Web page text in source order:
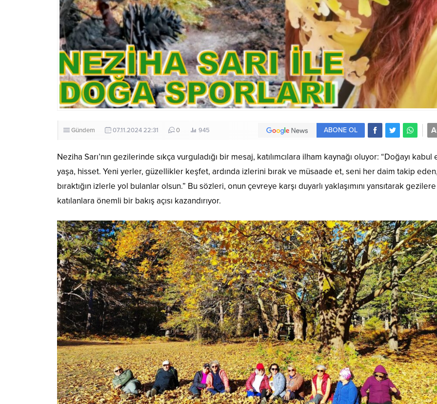
Gündem 07.11.2024 22:31 0 945 A
ABONE OL
Neziha Sarı’nın gezilerinde sıkça vurguladığı bir mesaj, katılımcılara ilham kaynağı oluyor: “Doğayı kabul
yaşa, hisset. Yeni yerler, güzellikler keşfet, ardında izlerini bırak ve müsaade et, seni her daim takip
bıraktığın izlerle yol bulanlar olsun.” Bu sözleri, onun çevreye karşı duyarlı yaklaşımını yansıtarak gezilere
katılanlara önemli bir bakış açısı kazandırıyor.